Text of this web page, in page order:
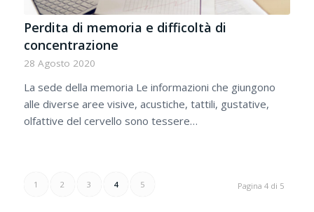
Perdita di memoria e difficoltà di
concentrazione
28 Agosto 2020
La sede della memoria Le informazioni che giungono
alle diverse aree visive, acustiche, tattili, gustative,
olfattive del cervello sono tessere…
Pagina 4 di 5
1 2 3 4 5